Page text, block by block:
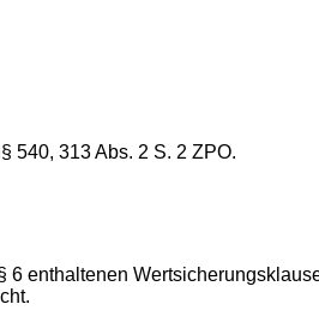
540, 313 Abs. 2 S. 2 ZPO.
6 enthaltenen